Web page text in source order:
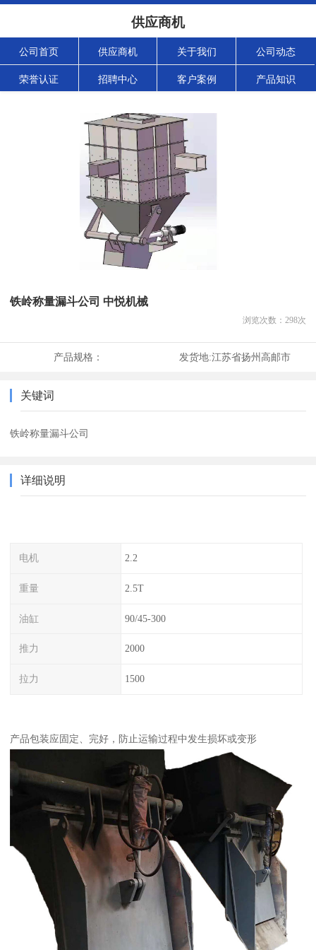
供应商机
公司首页 供应商机 关于我们 公司动态
荣誉认证 招聘中心 客户案例 产品知识
铁岭称量漏斗公司 中悦机械
浏览次数： 298次
产品规格： 发货地:江苏省扬州高邮市
关键词
铁岭称量漏斗公司
详细说明
电机 2.2
重量 2.5T
油缸 90/45-300
推力 2000
拉力 1500
产品包装应固定、完好，防止运输过程中发生损坏或变形